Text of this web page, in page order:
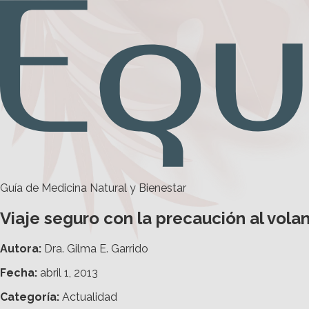
Guía de Medicina Natural y Bienestar
Viaje seguro con la precaución al
Autora: Dra. Gilma E. Garrido
Fecha: abril 1, 2013
Categoría: Actualidad